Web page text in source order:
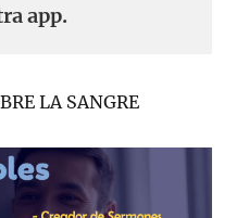
app.
LA SANGRE